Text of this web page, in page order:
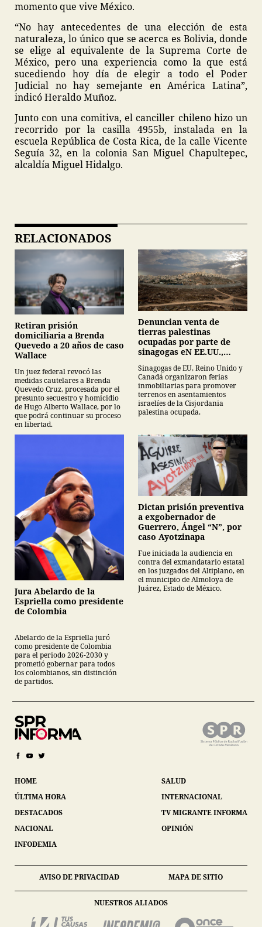
momento que vive México.
“No hay antecedentes de una elección de esta
naturaleza, lo único que se acerca es Bolivia, donde
se elige al equivalente de la Suprema Corte de
México, pero una experiencia como la que está
sucediendo hoy día de elegir a todo el Poder
Judicial no hay semejante en América Latina”,
indicó Heraldo Muñoz.
Junto con una comitiva, el canciller chileno hizo un
recorrido por la casilla 4955b, instalada en la
escuela República de Costa Rica, de la calle Vicente
Seguía 32, en la colonia San Miguel Chapultepec,
alcaldía Miguel Hidalgo.
RELACIONADOS
Retiran prisión
domiciliaria a Brenda
Quevedo a 20 años de caso
Wallace
Un juez federal revocó las
medidas cautelares a Brenda
Quevedo Cruz, procesada por el
presunto secuestro y homicidio
de Hugo Alberto Wallace, por lo
que podrá continuar su proceso
en libertad.
Denuncian venta de
tierras palestinas
ocupadas por parte de
sinagogas eN EE.UU.,
Sinagogas de EU, Reino Unido y
Canadá organizaron ferias
inmobiliarias para promover
terrenos en asentamientos
israelíes de la Cisjordania
palestina ocupada.
Jura Abelardo de la
Espriella como presidente
de Colombia
Abelardo de la Espriella juró
como presidente de Colombia
para el periodo 2026-2030 y
prometió gobernar para todos
los colombianos, sin distinción
de partidos.
Dictan prisión preventiva
a exgobernador de
Guerrero, Ángel “N”, por
caso Ayotzinapa
Fue iniciada la audiencia en
contra del exmandatario estatal
en los juzgados del Altiplano, en
el municipio de Almoloya de
Juárez, Estado de México.
HOME
ÚLTIMA HORA
DESTACADOS
NACIONAL
INFODEMIA
SALUD
INTERNACIONAL
TV MIGRANTE INFORMA
OPINIÓN
AVISO DE PRIVACIDAD MAPA DE SITIO
NUESTROS ALIADOS